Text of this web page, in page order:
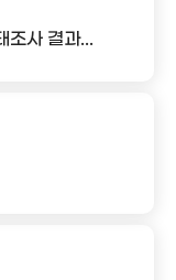
조사 결과...